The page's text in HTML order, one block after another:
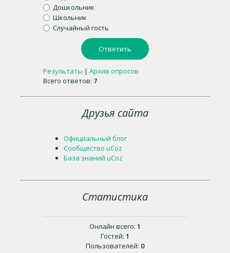
Дошкольник
Школьник
Случайный гость
Результаты | Архив опросов
Всего ответов: 7
Друзья сайта
Официальный блог
Сообщество uCoz
База знаний uCoz
Статистика
Онлайн всего: 1
Гостей: 1
Пользователей: 0